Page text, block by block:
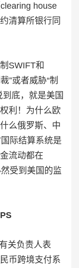
house
清算所银行同
SWIFT和
”或者威胁“制
底，就是美国
利！为什么欧
么俄罗斯、中
际结算系统是
流动都在
受到美国的监
关负责人表
币跨境支付系